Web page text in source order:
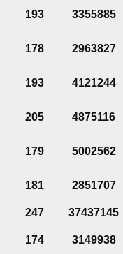
193 3355885
178 2963827
193 4121244
205 4875116
179 5002562
181 2851707
247
37437145
174 3149938